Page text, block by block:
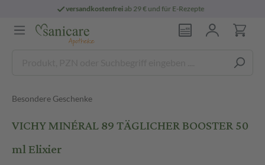
29 € und für E-Rezepte
Besondere Geschenke
VICHY MINÉRAL 89 TÄGLICHER BOOSTER 50
ml Elixier